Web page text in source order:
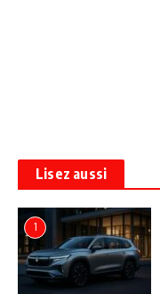
Lisez aussi
1